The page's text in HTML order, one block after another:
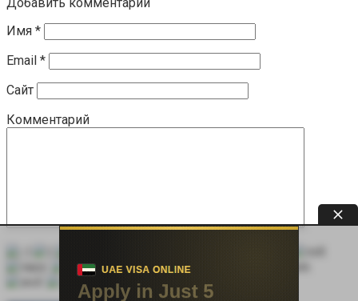
Имя *
Email *
Сайт
Комментарий